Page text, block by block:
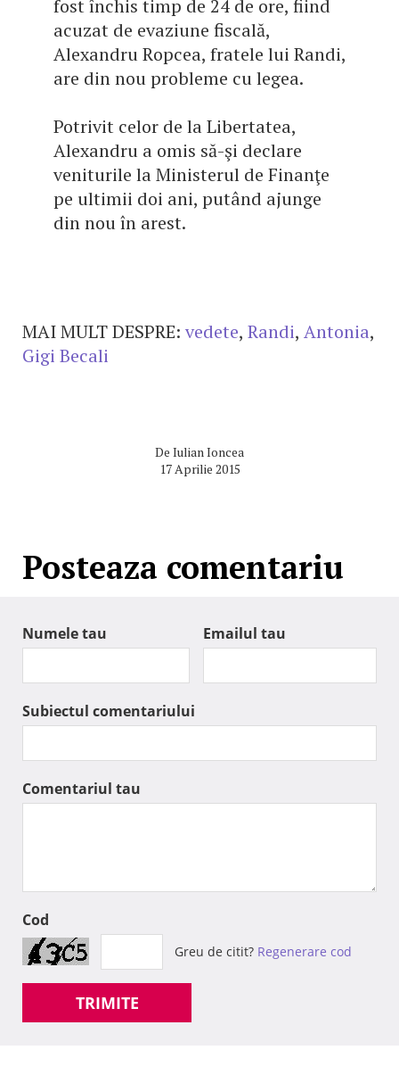
fost închis timp de 24 de ore, fiind
acuzat de evaziune fiscală,
Alexandru Ropcea, fratele lui Randi,
are din nou probleme cu legea.
Potrivit celor de la Libertatea,
Alexandru a omis să-şi declare
veniturile la Ministerul de Finanţe
pe ultimii doi ani, putând ajunge
din nou în arest.
MAI MULT DESPRE: vedete, Randi, Antonia,
Gigi Becali
De Iulian Ioncea
17 Aprilie 2015
Posteaza comentariu
Numele tau Emailul tau
Subiectul comentariului
Comentariul tau
Cod
Greu de citit? Regenerare cod
TRIMITE